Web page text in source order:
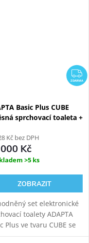
ZDARMA
Basic Plus CUBE
sprchovací toaleta +
Kč bez DPH
Kč
>5 ks
ZOBRAZIT
set elektronické
toalety ADAPTA
Plus ve tvaru CUBE se
černým